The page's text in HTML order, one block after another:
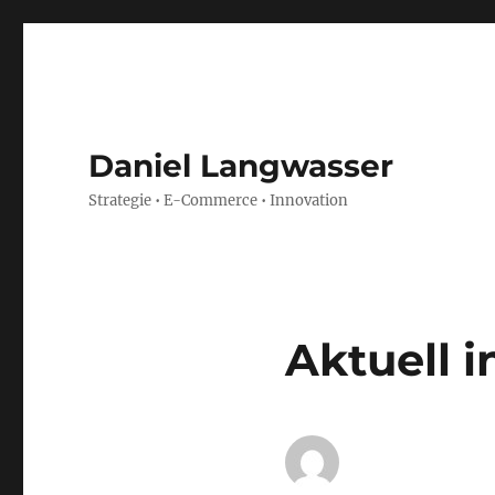
Daniel Langwasser
Strategie • E-Commerce • Innovation
Aktuell